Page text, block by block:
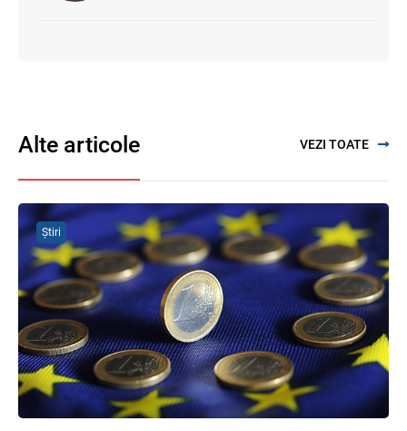
Sa definitivat proiectul de reformare
cu legislația UE
03.08.2026
Facilități fiscale pentru Proiectul
„Învățământul superior" — se elaborează
regulamentul de aplicare
31.07.2026
Se propune modificarea Legii auditului —
consultări publice până la 19 august 2026
05.08.2026
Alte articole VEZI TOATE
Știri